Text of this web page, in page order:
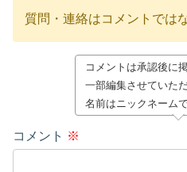
質問・連絡はコメントではな
コメントは承認後に
一部編集させていた
名前はニックネーム
コメント ※